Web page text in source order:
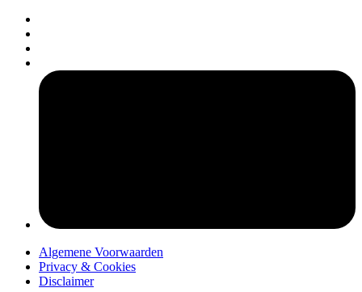
Algemene Voorwaarden
Privacy & Cookies
Disclaimer